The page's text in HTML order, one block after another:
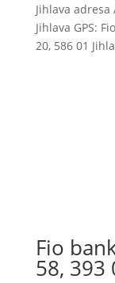
Jihlava adresa
Jihlava GPS:
20, 586 01
Fio
58, 393